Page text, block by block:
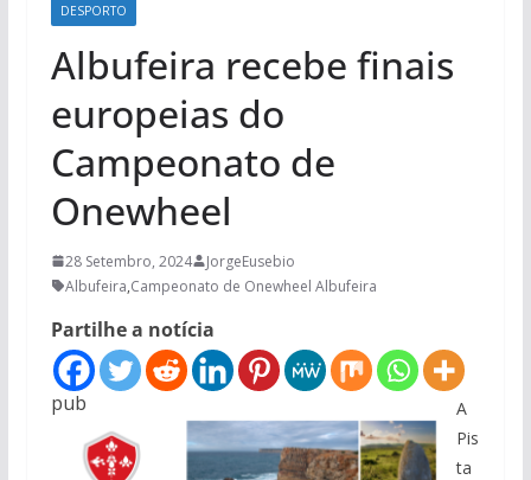
DESPORTO
Albufeira recebe finais
europeias do
Campeonato de
Onewheel
28 Setembro, 2024
JorgeEusebio
Albufeira,Campeonato de Onewheel Albufeira
Partilhe a notícia
pub
A
Pis
ta